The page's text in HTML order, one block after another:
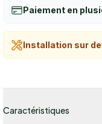
Paiement en
Installation sur
Caractéristiques